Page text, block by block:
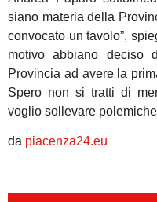
siano materia della
convocato un tavolo”,
motivo abbiano deciso
Provincia ad avere la
Spero non si tratti di
voglio sollevare
da piacenza24.eu